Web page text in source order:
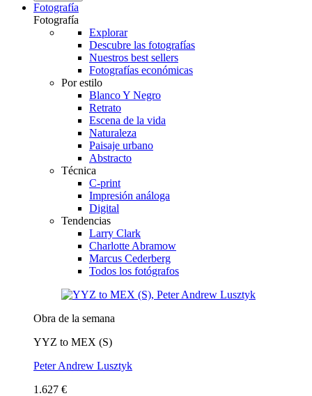
Fotografía
Fotografía
Explorar
Descubre las fotografías
Nuestros best sellers
Fotografías económicas
Por estilo
Blanco Y Negro
Retrato
Escena de la vida
Naturaleza
Paisaje urbano
Abstracto
Técnica
C-print
Impresión análoga
Digital
Tendencias
Larry Clark
Charlotte Abramow
Marcus Cederberg
Todos los fotógrafos
Obra de la semana
YYZ to MEX (S)
Peter Andrew Lusztyk
1.627 €